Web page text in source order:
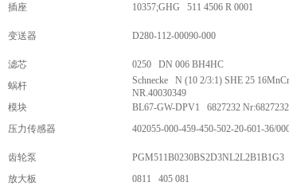
插座 10357;GHG 511 4506 R 0001
变送器 D280-112-00090-000
滤芯
0250 DN 006 BH4HC
蜗杆
Schnecke N (10 2/3:1) SHE 25
NR.40030349
模块
BL67-GW-DPV1 6827232 Nr:6827232
压力传感器 402055-000-459-450-502-20-601-36/
齿轮泵
PGM511B0230BS2D3NL2L2B1B1G3
放大板
0811 405 081